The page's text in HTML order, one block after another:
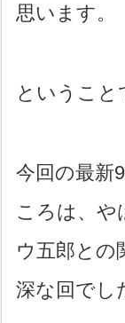
思います。
ということ
今回の最新
ころは、や
ウ五郎との
深な回でし